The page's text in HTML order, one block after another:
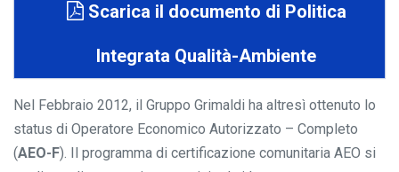
Scarica il documento di Politica
Integrata Qualità-Ambiente
Nel Febbraio 2012, il Gruppo Grimaldi ha altresì ottenuto lo
status di Operatore Economico Autorizzato – Completo
(AEO-F). Il programma di certificazione comunitaria AEO si